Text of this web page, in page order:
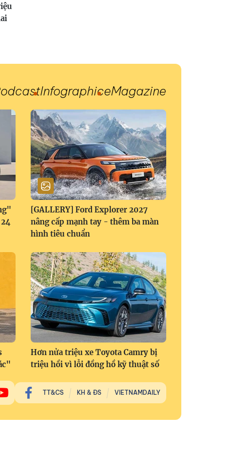
InfographiceMagazine
[GALLERY] Ford Explorer 2027
nâng cấp mạnh tay - thêm ba màn
hình tiêu chuẩn
Hơn nửa triệu xe Toyota Camry bị
triệu hồi vì lỗi đồng hồ kỹ thuật số
TT&CS KH & ĐS VIETNAMDAILY